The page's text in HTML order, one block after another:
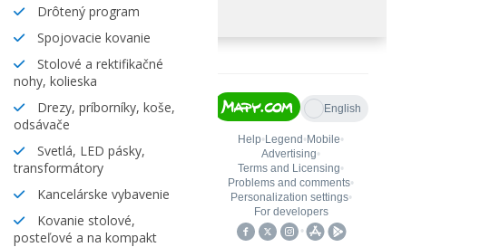
Drôtený program
Spojovacie kovanie
Stolové a rektifikačné
nohy, kolieska
Drezy, príborníky, koše,
odsávače
Svetlá, LED pásky,
transformátory
Kancelárske vybavenie
Kovanie stolové,
posteľové a na kompakt